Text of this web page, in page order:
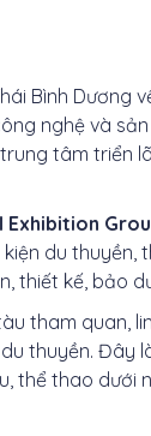
Bình Dương
nghệ và
tâm triển
du thuyền,
thiết kế, bảo
tham quan,
thuyền. Đây
thể thao dưới